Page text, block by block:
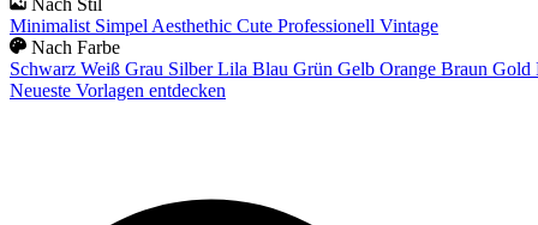
Nach Stil
Minimalist Simpel Aesthethic Cute Professionell Vintage
Nach Farbe
Schwarz Weiß Grau Silber Lila Blau Grün Gelb Orange Braun Gold
Neueste Vorlagen entdecken